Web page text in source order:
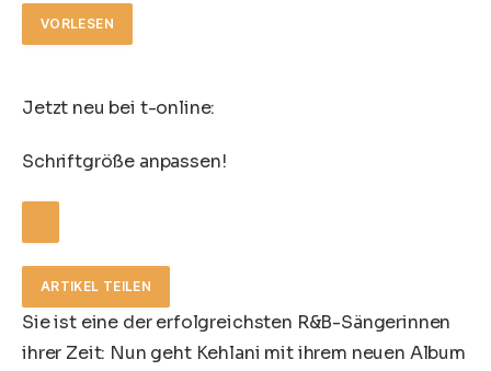
VORLESEN
Jetzt neu bei t-online:
Schriftgröße anpassen!
ARTIKEL TEILEN
Sie ist eine der erfolgreichsten R&B-Sängerinnen
ihrer Zeit: Nun geht Kehlani mit ihrem neuen Album